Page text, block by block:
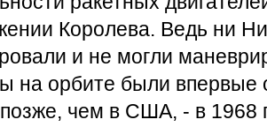
Королева. Ведь ни
и не могли
на орбите были
чем в США, - в 1968